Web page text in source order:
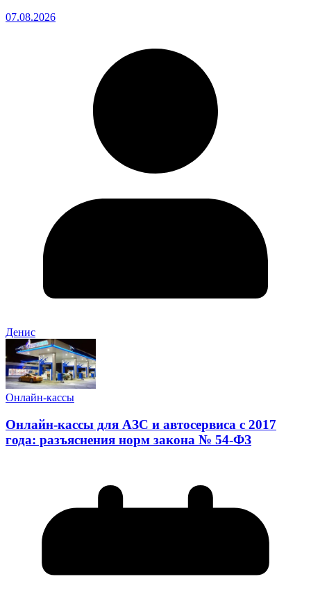
07.08.2026
Денис
Онлайн-кассы
Онлайн-кассы для АЗС и автосервиса с 2017
года: разъяснения норм закона № 54-ФЗ